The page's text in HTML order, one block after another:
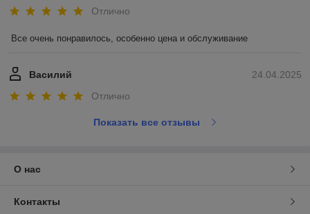
Отлично
Все очень понравилось, особенно цена и обслуживание
24.04.2025
Василий
Отлично
Показать все отзывы
О нас
Контакты